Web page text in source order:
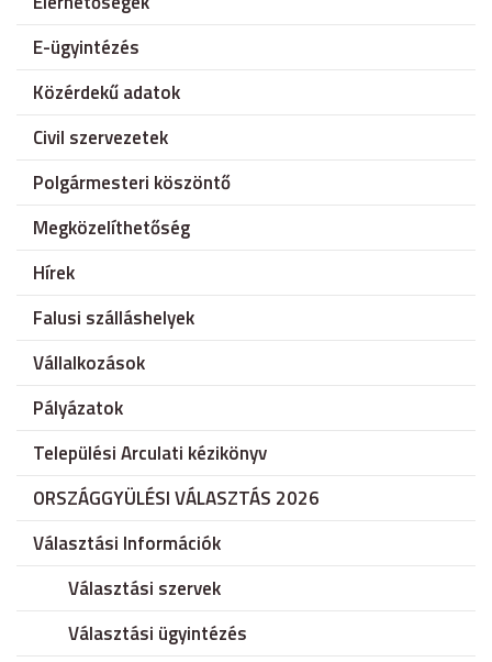
E-ügyintézés
Közérdekű adatok
Civil szervezetek
Polgármesteri köszöntő
Megközelíthetőség
Hírek
Falusi szálláshelyek
Vállalkozások
Pályázatok
Települési Arculati kézikönyv
ORSZÁGGYÜLÉSI VÁLASZTÁS 2026
Választási Információk
Választási szervek
Választási ügyintézés